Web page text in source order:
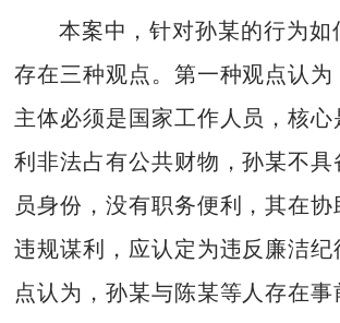
本案中，针对孙某的行为如
存在三种观点。第一种观点认为
主体必须是国家工作人员，核心
利非法占有公共财物，孙某不具
员身份，没有职务便利，其在协
违规谋利，应认定为违反廉洁纪
点认为，孙某与陈某等人存在